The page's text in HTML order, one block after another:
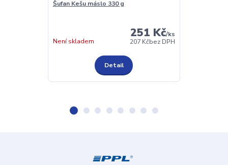
Šufan Kešu máslo 330 g
251 Kč/ks
207 Kčbez DPH
Není skladem
Detail